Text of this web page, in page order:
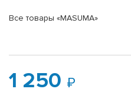
Все товары «MASUMA»
1 250